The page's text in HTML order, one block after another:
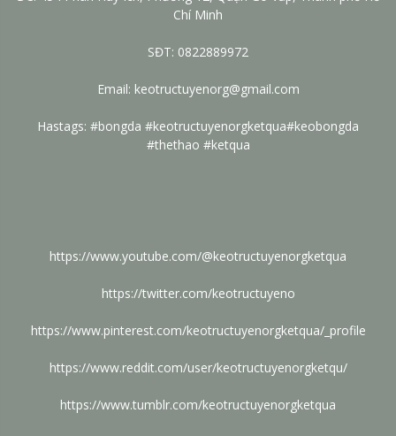
Chí Minh
SĐT: 0822889972
Email: keotructuyenorg@gmail.com
Hastags: #bongda #keotructuyenorgketqua#keobongda
#thethao #ketqua
https://www.youtube.com/@keotructuyenorgketqua
https://twitter.com/keotructuyeno
https://www.pinterest.com/keotructuyenorgketqua/_profile
https://www.reddit.com/user/keotructuyenorgketqu/
https://www.tumblr.com/keotructuyenorgketqua